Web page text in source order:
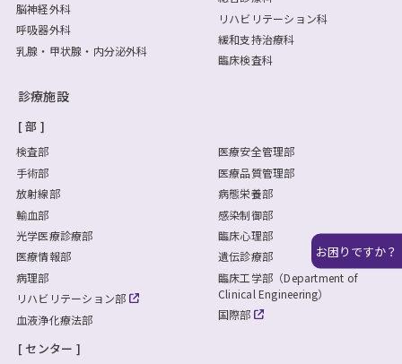
お困りですか？
脳神経外科
呼吸器外科
乳腺・甲状腺・内分泌外科
リハビリテーション科
緩和支持治療科
臨床検査科
診療施設
部
検査部
手術部
放射線部
輸血部
光学医療診療部
医療情報部
病理部
リハビリテーション部
血液浄化療法部
医療安全管理部
医療品質管理部
病態栄養部
感染制御部
臨床心理部
遺伝診療部
臨床工学部（Department of
Clinical Engineering）
国際部
センター